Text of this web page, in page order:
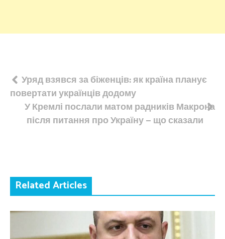
Навігація
записів
Уряд взявся за біженців: як країна планує
повертати українців додому
У Кремлі послали матом радників Макрона
після питання про Україну – що сказали
Related Articles